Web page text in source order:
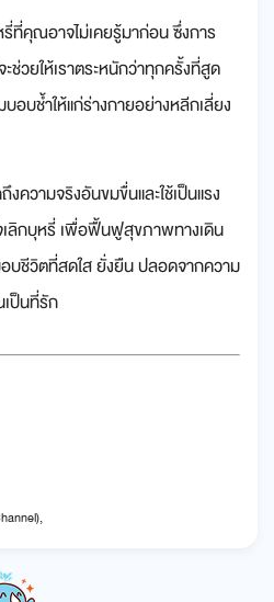
ที่คุณอาจไม่เคยรู้มาก่อน ซึ่งการ
ะช่วยให้เราตระหนักว่าทุกครั้งที่สูด
อบช้ำให้แก่ร่างกายอย่างหลีกเลี่ยง
ความจริงอันขมขื่นและใช้เป็นแรง
ลิกบุหรี่ เพื่อฟื้นฟูสุขภาพทางเดิน
อบชีวิตที่สดใส ยั่งยืน ปลอดจากความ
เป็นที่รัก